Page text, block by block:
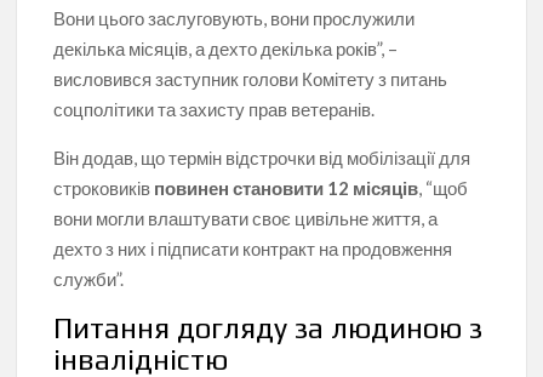
Вони цього заслуговують, вони прослужили
декілька місяців, а дехто декілька років”, –
висловився заступник голови Комітету з питань
соцполітики та захисту прав ветеранів.
Він додав, що термін відстрочки від мобілізації для
строковиків повинен становити 12 місяців, “щоб
вони могли влаштувати своє цивільне життя, а
дехто з них і підписати контракт на продовження
служби”.
Питання догляду за людиною з
інвалідністю